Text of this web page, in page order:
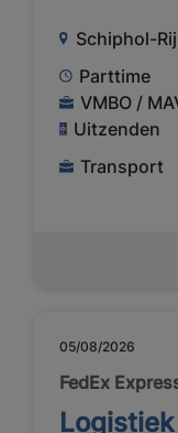
Schiphol-
Parttime
VMBO /
Uitzenden
Transport
05/08/2026
FedEx